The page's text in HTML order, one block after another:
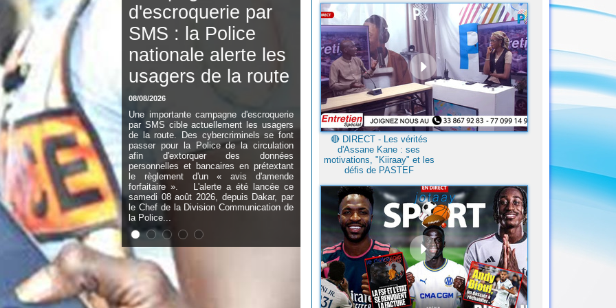
Cheikh Diallo et
Cie : Ousmane
Kane prédit une «
cascade de relaxes
» devant le tribunal
si...
08/08/2026
Après la cascade de non-lieu prononcés
dans l'affaire dite « Pape Cheikh Diallo et
Cie », le magistrat à la retraite Ousmane
Kane estime que le dossier des
présumés homosexuels pourrait encore
subir de sérieux revers judiciaires. Dans
un entretien accordé à L'Observateur, il
met en garde contre les débats à venir
sur la qualité, la légalité et la solidité des
preuves recueillies. Selon l'ancien...
🔴​ DIRECT - Les vérités
d'Assane Kane : ses
motivations, "Kiiraay" et les
défis de PASTEF